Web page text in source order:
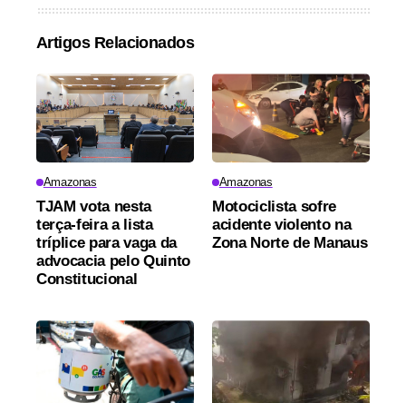
Artigos Relacionados
Amazonas
TJAM vota nesta
terça-feira a lista
tríplice para vaga da
advocacia pelo Quinto
Constitucional
Amazonas
Motociclista sofre
acidente violento na
Zona Norte de Manaus